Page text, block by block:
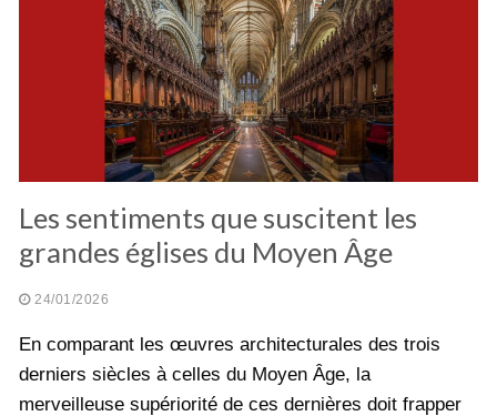
Les sentiments que suscitent les
grandes églises du Moyen Âge
24/01/2026
En comparant les œuvres architecturales des trois
derniers siècles à celles du Moyen Âge, la
merveilleuse supériorité de ces dernières doit frapper